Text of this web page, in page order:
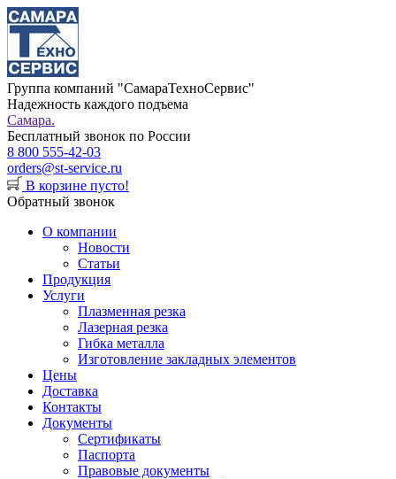
Группа компаний "СамараТехноСервис"
Надежность каждого подъема
Самара.
Бесплатный звонок по России
8 800 555-42-03
orders@st-service.ru
В корзине пусто!
Обратный звонок
О компании
Новости
Статьи
Продукция
Услуги
Плазменная резка
Лазерная резка
Гибка металла
Изготовление закладных элементов
Цены
Доставка
Контакты
Документы
Сертификаты
Паспорта
Правовые документы